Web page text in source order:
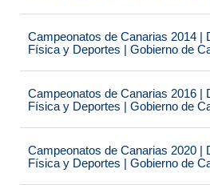
Campeonatos de Canarias 2014 |
Física y Deportes | Gobierno de
Campeonatos de Canarias 2016 |
Física y Deportes | Gobierno de
Campeonatos de Canarias 2020 |
Física y Deportes | Gobierno de